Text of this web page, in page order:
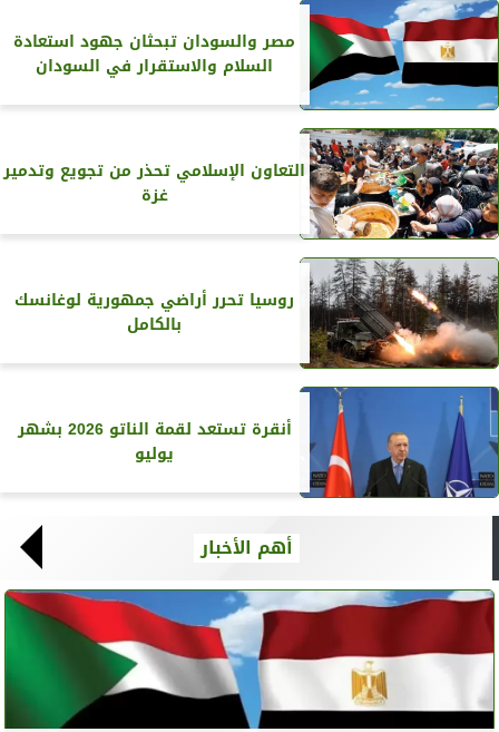
مصر والسودان تبحثان جهود استعادة
السلام والاستقرار في السودان
التعاون الإسلامي تحذر من تجويع وتدمير
غزة
روسيا تحرر أراضي جمهورية لوغانسك
بالكامل
أنقرة تستعد لقمة الناتو 2026 بشهر
يوليو
أهم الأخبار